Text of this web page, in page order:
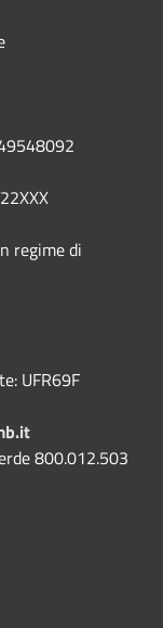
regime di
UFR69F
800.012.503